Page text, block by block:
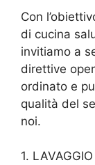
Con
di cucina
invitiamo a
direttive
ordinato e
qualità del
noi.
1.